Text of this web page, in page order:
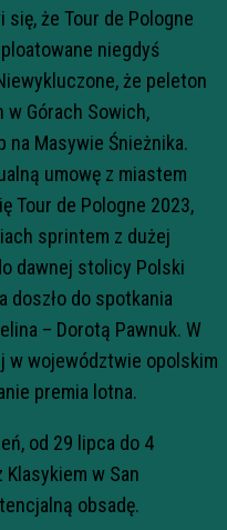
że Tour de Pologne
niegdyś
że peleton
w Górach Sowich,
na Masywie Śnieżnika.
umowę z miastem
Tour de Pologne 2023,
sprintem z dużej
dawnej stolicy Polski
doszło do spotkania
– Dorotą Pawnuk. W
w województwie opolskim
premia lotna.
od 29 lipca do 4
w San
obsadę.